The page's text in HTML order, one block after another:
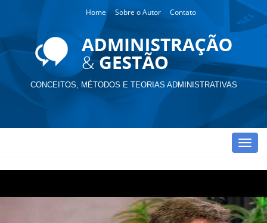
Home Sobre o Autor Contato
CONCEITOS, MÉTODOS E TEORIAS ADMINISTRATIVAS